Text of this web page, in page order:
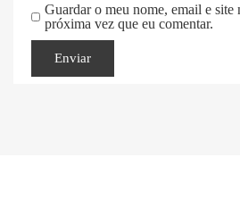
Guardar o meu nome, email e site
próxima vez que eu comentar.